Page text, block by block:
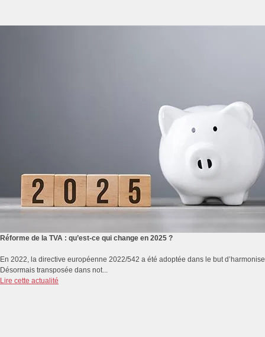
Réforme de la TVA : qu’est-ce qui change en 2025 ?
En 2022, la directive européenne 2022/542 a été adoptée dans le but
Désormais transposée dans not...
Lire cette actualité